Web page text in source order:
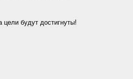
будут достигнуты!